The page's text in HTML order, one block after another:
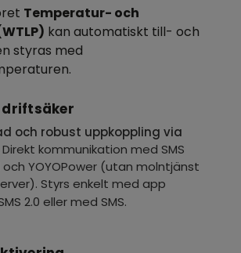
Temperatur- och
kan automatiskt till- och
styras med
driftsäker
och robust uppkoppling via
Direkt kommunikation med SMS
YOYOPower (utan molntjänst
Styrs enkelt med app
2.0 eller med SMS.